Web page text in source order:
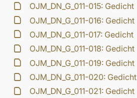
OJM_DN_G_011-015: Gedicht
OJM_DN_G_011-016: Gedicht
OJM_DN_G_011-017: Gedicht
OJM_DN_G_011-018: Gedicht
OJM_DN_G_011-019: Gedicht
OJM_DN_G_011-020: Gedicht
OJM_DN_G_011-021: Gedicht